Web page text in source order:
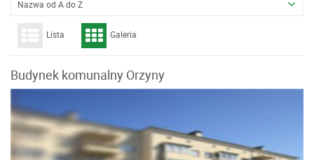
Nazwa od A do Z
Lista Galeria
Budynek komunalny Orzyny